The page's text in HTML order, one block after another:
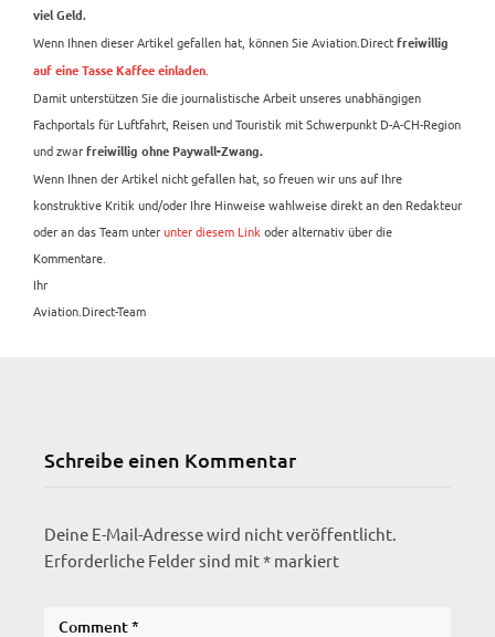
viel Geld.
Wenn Ihnen dieser Artikel gefallen hat, können Sie Aviation.Direct freiwillig
auf eine Tasse Kaffee einladen
Damit unterstützen Sie die journalistische Arbeit unseres unabhängigen
Fachportals für Luftfahrt, Reisen und Touristik mit Schwerpunkt D-A-CH-Region
und zwar freiwillig ohne Paywall-Zwang.
Wenn Ihnen der Artikel nicht gefallen hat, so freuen wir uns auf Ihre
konstruktive Kritik und/oder Ihre Hinweise wahlweise direkt an den Redakteur
oder an das Team unterunter diesem Link oder alternativ über die
Kommentare.
Ihr
Aviation.Direct-Team
Schreibe einen Kommentar
Deine E-Mail-Adresse wird nicht veröffentlicht.
Erforderliche Felder sind mit* markiert